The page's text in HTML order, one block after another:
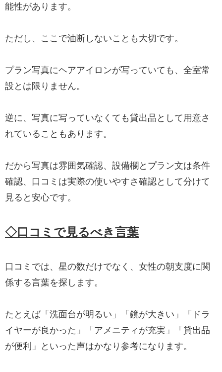
能性があります。
ただし、ここで油断しないことも大切です。
プラン写真にヘアアイロンが写っていても、全室常
設とは限りません。
逆に、写真に写っていなくても貸出品として用意さ
れていることもあります。
だから写真は雰囲気確認、設備欄とプラン文は条件
確認、口コミは実際の使いやすさ確認として分けて
見ると安心です。
◇口コミで見るべき言葉
口コミでは、星の数だけでなく、女性の朝支度に関
係する言葉を探します。
たとえば「洗面台が明るい」「鏡が大きい」「ドラ
イヤーが良かった」「アメニティが充実」「貸出品
が便利」といった声はかなり参考になります。